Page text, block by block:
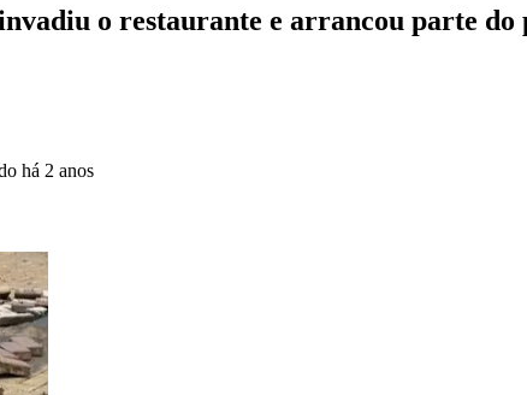
o restaurante e arrancou parte do
há 2 anos